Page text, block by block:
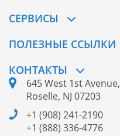
СЕРВИСЫ
ПОЛЕЗНЫЕ ССЫЛКИ
КОНТАКТЫ
645 West 1st Avenue,
Roselle, NJ 07203
+1 (908) 241-2190
+1 (888) 336-4776